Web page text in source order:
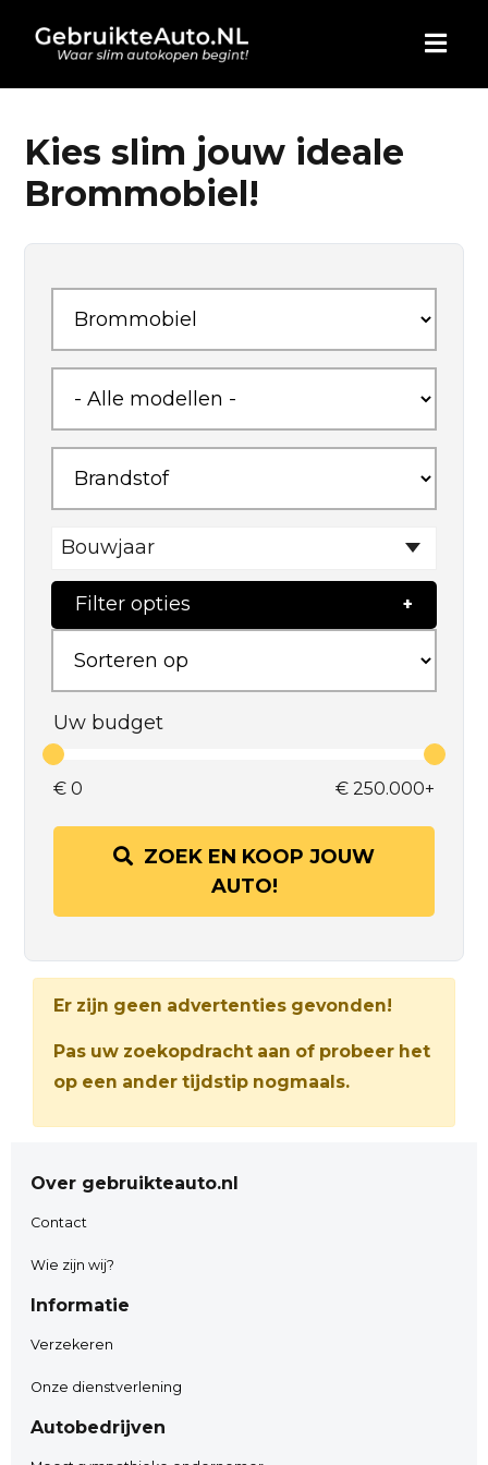
HOME
AUTO KOPEN
BLOG
WIE ZIJN WIJ
CONTACT
Kies slim jouw ideale
Brommobiel!
Bouwjaar
Filter opties
Uw budget
€ 0 € 250.000+
ZOEK EN KOOP JOUW
AUTO!
Er zijn geen advertenties gevonden!
Pas uw zoekopdracht aan of probeer het
op een ander tijdstip nogmaals.
Over gebruikteauto.nl
Contact
Wie zijn wij?
Informatie
Verzekeren
Onze dienstverlening
Autobedrijven